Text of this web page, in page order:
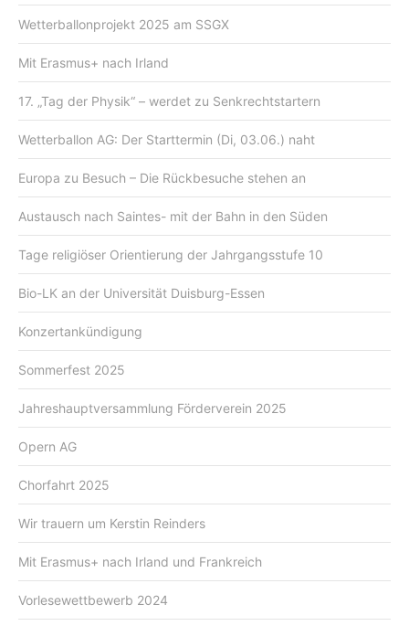
Wetterballonprojekt 2025 am SSGX
Mit Erasmus+ nach Irland
17. „Tag der Physik“ – werdet zu Senkrechtstartern
Wetterballon AG: Der Starttermin (Di, 03.06.) naht
Europa zu Besuch – Die Rückbesuche stehen an
Austausch nach Saintes- mit der Bahn in den Süden
Tage religiöser Orientierung der Jahrgangsstufe 10
Bio-LK an der Universität Duisburg-Essen
Konzertankündigung
Sommerfest 2025
Jahreshauptversammlung Förderverein 2025
Opern AG
Chorfahrt 2025
Wir trauern um Kerstin Reinders
Mit Erasmus+ nach Irland und Frankreich
Vorlesewettbewerb 2024